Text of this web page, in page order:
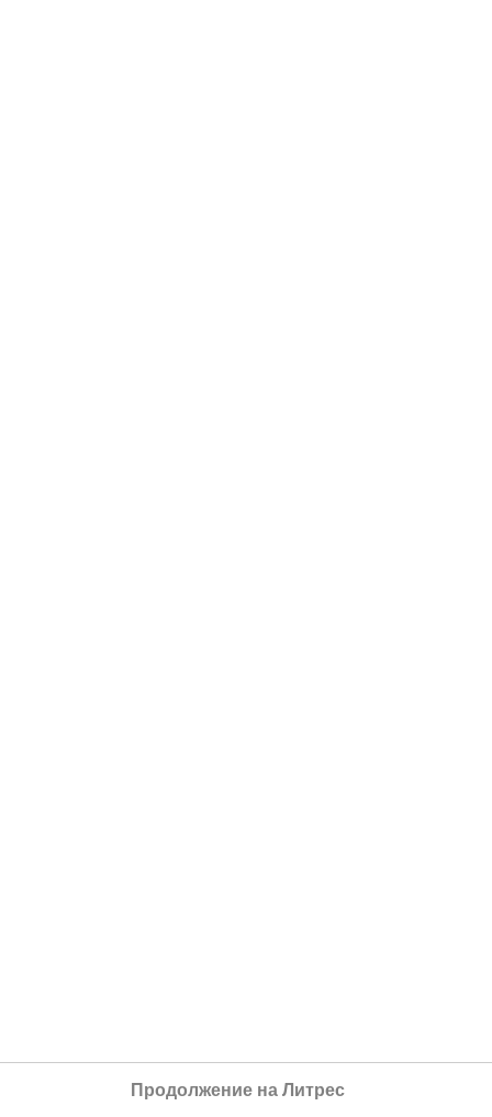
Продолжение на Литрес